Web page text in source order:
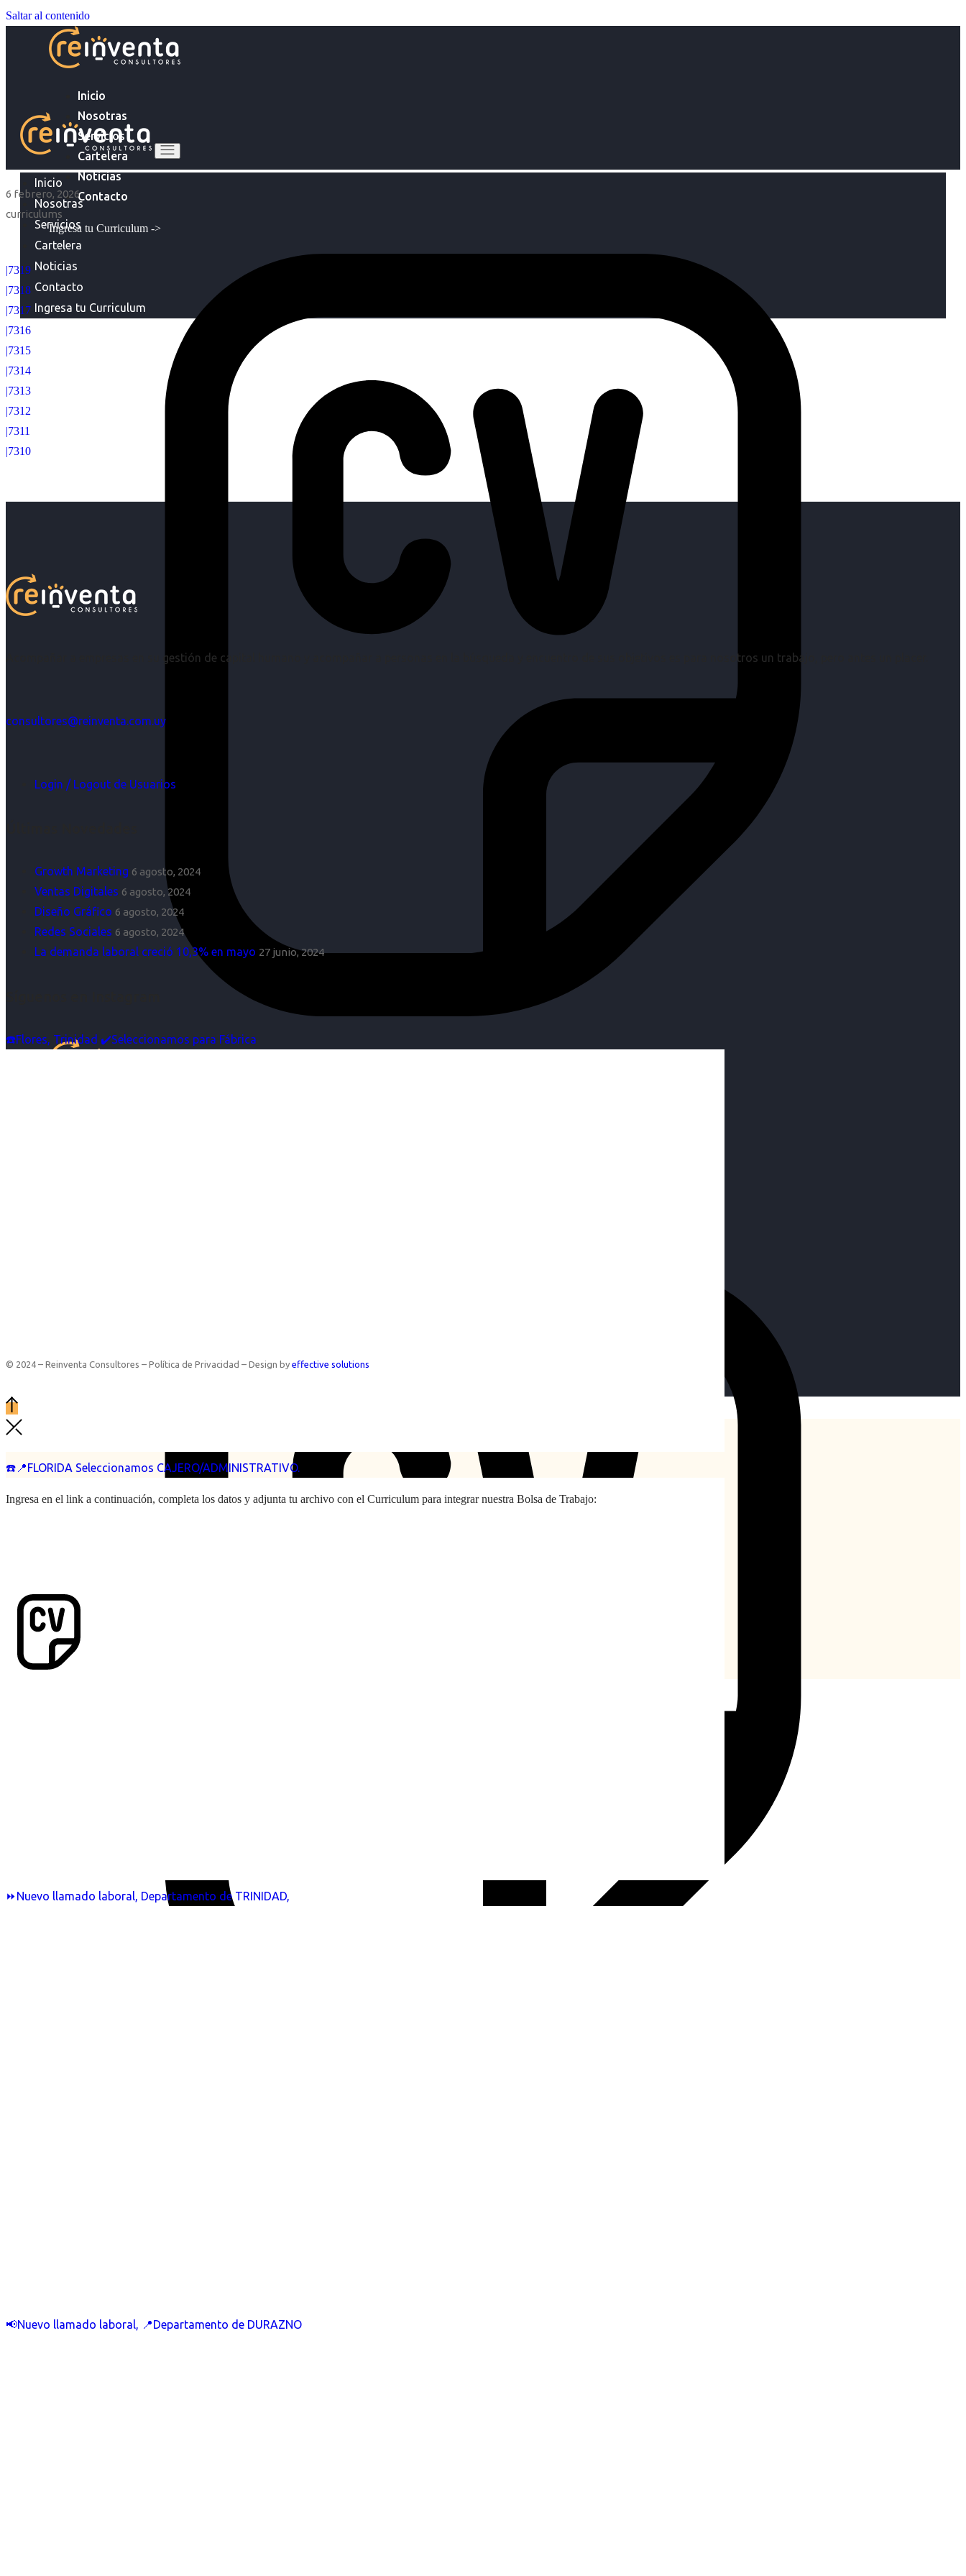
Saltar al contenido
Inicio
Nosotras
Servicios
Cartelera
Noticias
Contacto
Ingresa tu Curriculum ->
Inicio
Nosotras
Servicios
Cartelera
Noticias
Contacto
Ingresa tu Curriculum
6 febrero, 2026
curriculums
|7319
|7318
|7317
|7316
|7315
|7314
|7313
|7312
|7311
|7310
Acompañar a empresas en su gestión de capital humano y acompañar a personas en la búsqueda y encuentro de sus objetivos es para nosotros un trabajo, pero antes un placer.
consultores@reinventa.com.uy
Login / Logout de Usuarios
Growth Marketing 6 agosto, 2024
Ventas Digitales 6 agosto, 2024
Diseño Gráfico 6 agosto, 2024
Redes Sociales 6 agosto, 2024
La demanda laboral creció 10,3% en mayo 27 junio, 2024
☎️Flores, Trinidad ✔️Seleccionamos para Fábrica
☎️📍FLORIDA Seleccionamos CAJERO/ADMINISTRATIVO.
⏩Nuevo llamado laboral, Departamento de TRINIDAD,
📢Nuevo llamado laboral, 📍Departamento de DURAZNO
© 2024 – Reinventa Consultores – Política de Privacidad – Design by effective solutions
Ingresa en el link a continuación, completa los datos y adjunta tu archivo con el Curriculum para integrar nuestra Bolsa de Trabajo: